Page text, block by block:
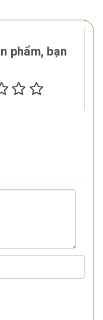
phẩm, bạn